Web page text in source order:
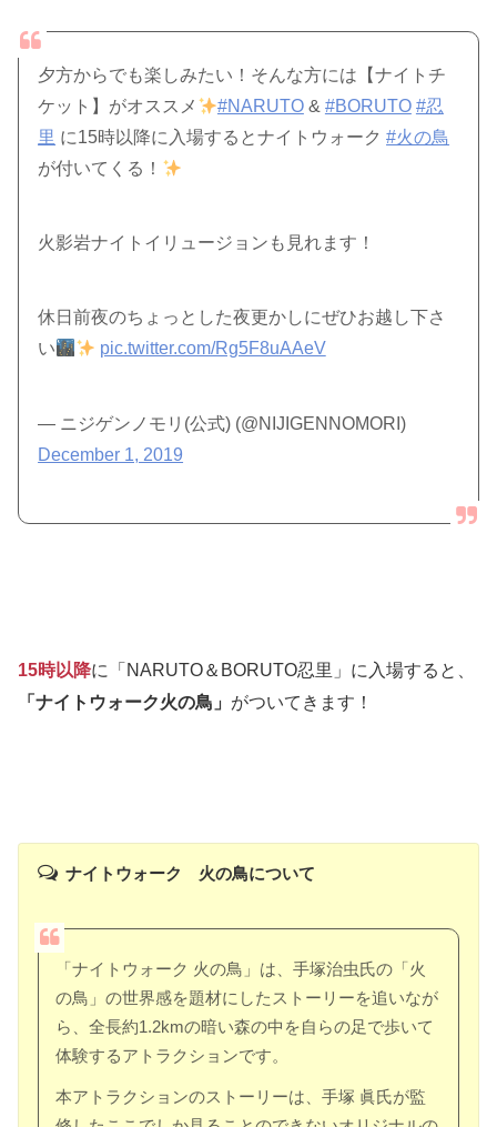
夕方からでも楽しみたい！そんな方には【ナイトチ
ケット】がオススメ
#NARUTO& #BORUTO #忍
里 に15時以降に入場するとナイトウォーク#火の鳥
が付いてくる！
火影岩ナイトイリュージョンも見れます！
休日前夜のちょっとした夜更かしにぜひお越し下さ
い
pic.twitter.com/Rg5F8uAAeV
— ニジゲンノモリ(公式) (@NIJIGENNOMORI)
December 1, 2019
15時以降に「NARUTO＆BORUTO忍里」に入場すると、
「ナイトウォーク火の鳥」 がついてきます！
ナイトウォーク 火の鳥について
「ナイトウォーク 火の鳥」は、手塚治虫氏の「火
の鳥」の世界感を題材にしたストーリーを追いなが
ら、全長約1.2kmの暗い森の中を自らの足で歩いて
体験するアトラクションです。
本アトラクションのストーリーは、手塚 眞氏が監